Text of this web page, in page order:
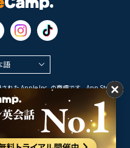
語
れた Apple Inc. の商標です。App Store は
マークです。
の商標です。
ライン英会話
Rights Reserved.